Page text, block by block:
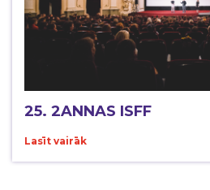
25. 2ANNAS ISFF
Lasīt vairāk